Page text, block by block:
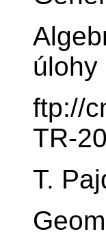
úlohy
ftp://
TR-
T.